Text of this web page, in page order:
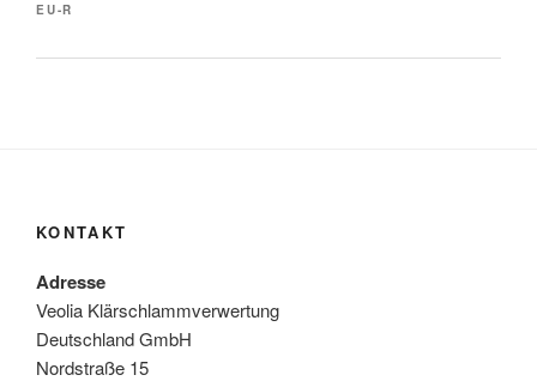
EU-R
KONTAKT
Adresse
Veolia Klärschlammverwertung
Deutschland GmbH
Nordstraße 15